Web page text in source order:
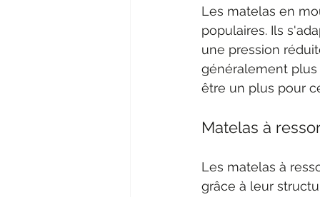
Les matelas en
populaires. Ils
une pression
généralement
être un plus pour
Matelas à
Les matelas à
grâce à leur